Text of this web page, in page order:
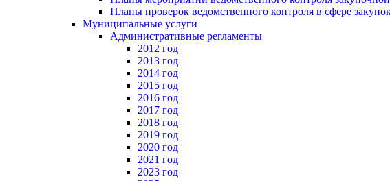
Планы проверок ведомственного контроля в сфере
Муниципальные услуги
Административные регламенты
2012 год
2013 год
2014 год
2015 год
2016 год
2017 год
2018 год
2019 год
2020 год
2021 год
2023 год